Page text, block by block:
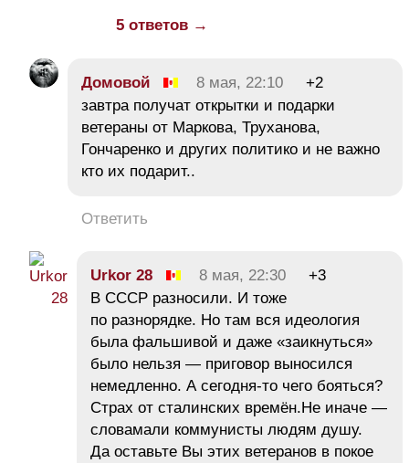
5 ответов →
Домовой 8 мая, 22:10
+2
завтра получат открытки и подарки
ветераны от Маркова, Труханова,
Гончаренко и других политико и не важно
кто их подарит..
Ответить
Urkor 28 8 мая, 22:30
+3
В СССР разносили. И тоже
по разнорядке. Но там вся идеология
была фальшивой и даже «заикнуться»
было нельзя — приговор выносился
немедленно. А сегодня-то чего бояться?
Страх от сталинских времён.Не иначе —
словамали коммунисты людям душу.
Да оставьте Вы этих ветеранов в покое